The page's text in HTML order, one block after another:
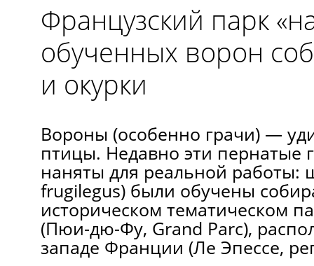
Французский парк
обученных ворон
и окурки
Вороны (особенно грачи) —
птицы. Недавно эти пернатые
наняты для реальной работы:
frugilegus) были обучены
историческом тематическом
(Пюи-дю-Фу, Grand Parc),
западе Франции (Ле Эпессе,